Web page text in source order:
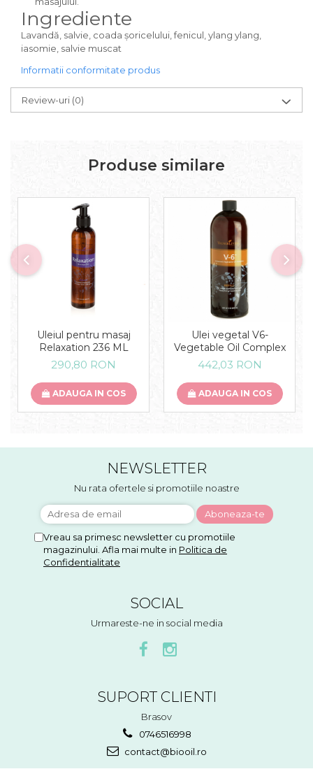
Ingrediente
Lavandă, salvie, coada șoricelului, fenicul, ylang ylang,
iasomie, salvie muscat
Informatii conformitate produs
Review-uri (0)
Produse similare
Uleiul pentru masaj
Relaxation 236 ML
290,80 RON
ADAUGA IN COS
Ulei vegetal V6-
Vegetable Oil Complex
442,03 RON
ADAUGA IN COS
NEWSLETTER
Nu rata ofertele si promotiile noastre
Vreau sa primesc newsletter cu promotiile
magazinului. Afla mai multe in Politica de
Confidentialitate
SOCIAL
Urmareste-ne in social media
SUPORT CLIENTI
Brasov
0746516998
contact@biooil.ro